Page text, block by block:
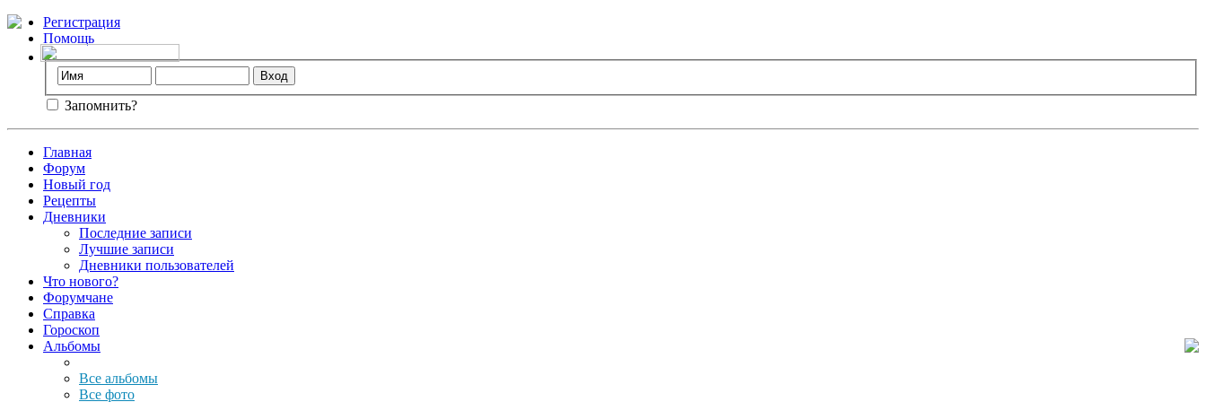
Регистрация
Помощь
Запомнить?
Главная
Форум
Новый год
Рецепты
Дневники
Последние записи
Лучшие записи
Дневники пользователей
Что нового?
Форумчане
Справка
Гороскоп
Альбомы
Все альбомы
Все фото